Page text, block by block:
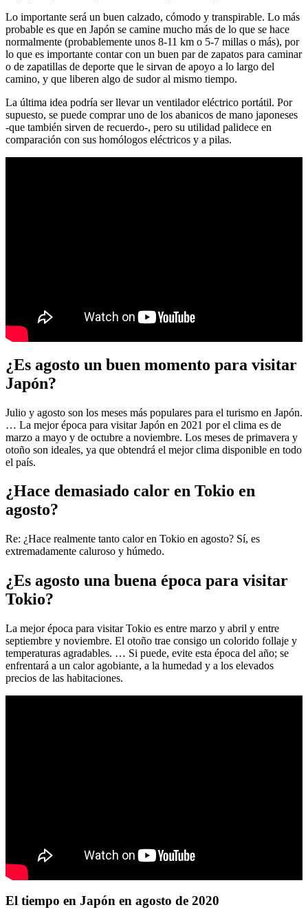
Lo importante será un buen calzado, cómodo y transpirable. Lo más
probable es que en Japón se camine mucho más de lo que se hace
normalmente (probablemente unos 8-11 km o 5-7 millas o más), por
lo que es importante contar con un buen par de zapatos para caminar
o de zapatillas de deporte que le sirvan de apoyo a lo largo del
camino, y que liberen algo de sudor al mismo tiempo.
La última idea podría ser llevar un ventilador eléctrico portátil. Por
supuesto, se puede comprar uno de los abanicos de mano japoneses
-que también sirven de recuerdo-, pero su utilidad palidece en
comparación con sus homólogos eléctricos y a pilas.
¿Es agosto un buen momento para visitar
Japón?
Julio y agosto son los meses más populares para el turismo en Japón.
… La mejor época para visitar Japón en 2021 por el clima es de
marzo a mayo y de octubre a noviembre. Los meses de primavera y
otoño son ideales, ya que obtendrá el mejor clima disponible en todo
el país.
¿Hace demasiado calor en Tokio en
agosto?
Re: ¿Hace realmente tanto calor en Tokio en agosto? Sí, es
extremadamente caluroso y húmedo.
¿Es agosto una buena época para visitar
Tokio?
La mejor época para visitar Tokio es entre marzo y abril y entre
septiembre y noviembre. El otoño trae consigo un colorido follaje y
temperaturas agradables. … Si puede, evite esta época del año; se
enfrentará a un calor agobiante, a la humedad y a los elevados
precios de las habitaciones.
El tiempo en Japón en agosto de 2020